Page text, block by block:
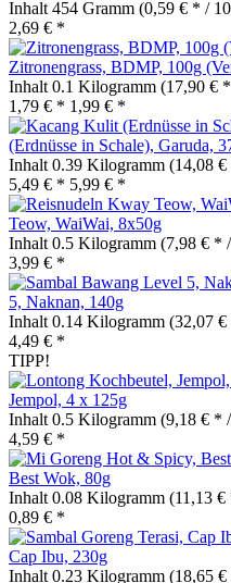
Inhalt 454 Gramm (0,59 € * /
2,69 € *
Zitronengrass, BDMP, 100g
Inhalt 0.1 Kilogramm (17,90 €
1,79 € * 1,99 € *
(Erdnüsse in Schale), Garuda,
Inhalt 0.39 Kilogramm (14,08
5,49 € * 5,99 € *
Teow, WaiWai, 8x50g
Inhalt 0.5 Kilogramm (7,98 € *
3,99 € *
5, Naknan, 140g
Inhalt 0.14 Kilogramm (32,07
4,49 € *
TIPP!
Jempol, 4 x 125g
Inhalt 0.5 Kilogramm (9,18 € *
4,59 € *
Best Wok, 80g
Inhalt 0.08 Kilogramm (11,13
0,89 € *
Cap Ibu, 230g
Inhalt 0.23 Kilogramm (18,65